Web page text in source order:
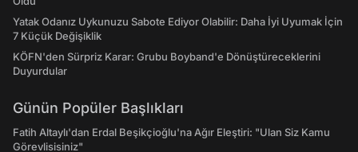
Yatak Odanız Uykunuzu Sabote Ediyor Olabilir: Daha İyi Uyumak İçin
7 Küçük Değişiklik
KÖFN'den Sürpriz Karar: Grubu Boyband'e Dönüştüreceklerini
Duyurdular
Günün Popüler Başlıkları
Fatih Altaylı'dan Erdal Beşikçioğlu'na Ağır Eleştiri: "Ulan Siz Kamu
Görevlisisiniz"